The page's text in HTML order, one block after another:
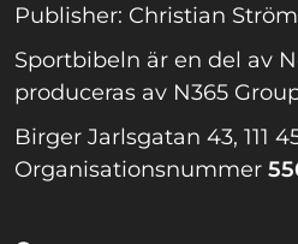
Publisher: Christian Ström
Sportbibeln är en del av
produceras av N365
Birger Jarlsgatan 43, 111
Organisationsnummer